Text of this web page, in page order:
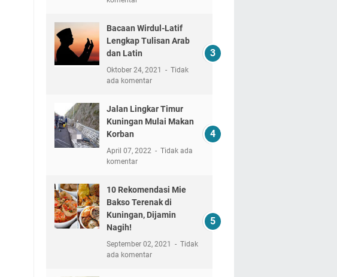
Bacaan Wirdul-Latif
Lengkap Tulisan Arab
dan Latin
Oktober 24, 2021
Tidak
ada komentar
Jalan Lingkar Timur
Kuningan Mulai Makan
Korban
April 07, 2022
Tidak ada
komentar
10 Rekomendasi Mie
Bakso Terenak di
Kuningan, Dijamin
Nagih!
September 02, 2021
Tidak
ada komentar